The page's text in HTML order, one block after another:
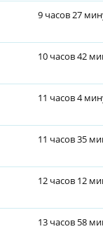
9 часов 27
10 часов 42
11 часов 4
11 часов 35
12 часов 12
13 часов 58